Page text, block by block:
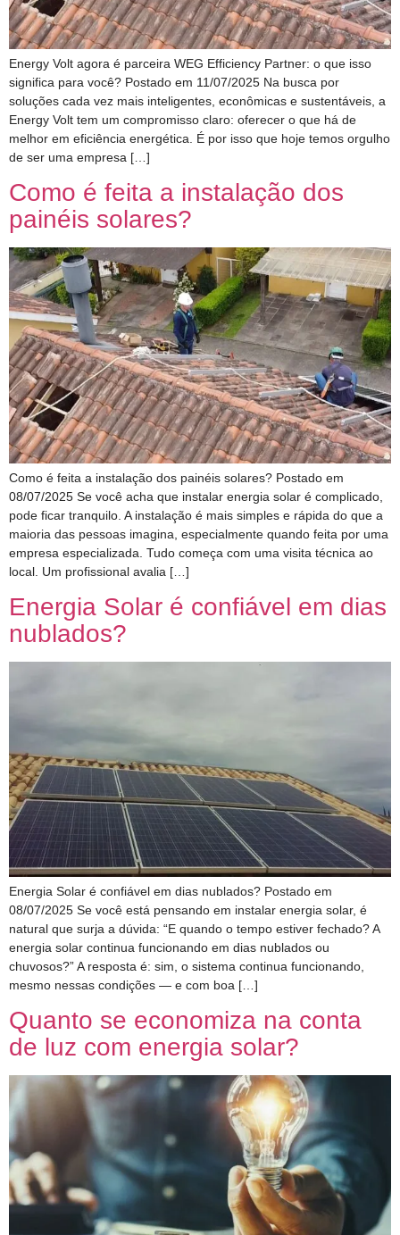
Energy Volt agora é parceira WEG Efficiency Partner: o que isso
significa para você? Postado em 11/07/2025 Na busca por
soluções cada vez mais inteligentes, econômicas e sustentáveis, a
Energy Volt tem um compromisso claro: oferecer o que há de
melhor em eficiência energética. É por isso que hoje temos orgulho
de ser uma empresa […]
Como é feita a instalação dos
painéis solares?
Como é feita a instalação dos painéis solares? Postado em
08/07/2025 Se você acha que instalar energia solar é complicado,
pode ficar tranquilo. A instalação é mais simples e rápida do que a
maioria das pessoas imagina, especialmente quando feita por uma
empresa especializada. Tudo começa com uma visita técnica ao
local. Um profissional avalia […]
Energia Solar é confiável em dias
nublados?
Energia Solar é confiável em dias nublados? Postado em
08/07/2025 Se você está pensando em instalar energia solar, é
natural que surja a dúvida: “E quando o tempo estiver fechado? A
energia solar continua funcionando em dias nublados ou
chuvosos?” A resposta é: sim, o sistema continua funcionando,
mesmo nessas condições — e com boa […]
Quanto se economiza na conta
de luz com energia solar?